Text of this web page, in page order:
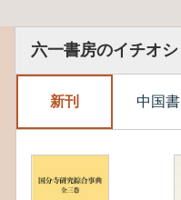
六一書房のイチオシ
新刊 中国書